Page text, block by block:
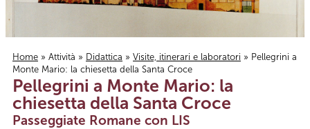
Tu sei qui
Home » Attività » Didattica » Visite, itinerari e laboratori » Pellegrini a
Monte Mario: la chiesetta della Santa Croce
Pellegrini a Monte Mario: la
chiesetta della Santa Croce
Passeggiate Romane con LIS